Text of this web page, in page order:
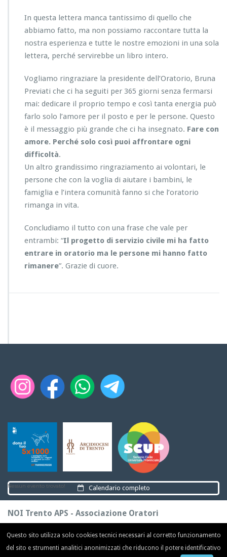
In questa lettera manca tantissimo di quello che
abbiamo fatto, ma non possiamo raccontare tutta la
nostra esperienza e tutte le nostre emozioni in una sola
lettera, perché servirebbe un libro intero.
Vogliamo ringraziare la presidente dell’Oratorio, Bruna
Previati che ci ha seguiti per 365 giorni senza fermarsi
mai: dedicare il proprio tempo e così tanta energia può
farlo solo l’amore per il posto e per le persone. Questo
è il messaggio più grande che ci ha insegnato. Fare con
amore. Perché solo così puoi affrontare ogni
difficoltà.
Un altro grandissimo ringraziamento ai volontari, le
persone che con la voglia di aiutare i bambini, le
famiglia e l’intera comunità fanno si che l’oratorio
rimanga in vita.
Concludiamo il tutto con una frase che vale per
entrambi: “Il progetto di servizio civile mi ha fatto
entrare in oratorio ma le persone mi hanno fatto
rimanere”. Grazie di cuore.
Nessun evento trovato! Calendario completo
NOI Trento APS - Associazione Oratori
tel.
Questo sito utilizza solo cookies tecnici necessari al corretto funzionamento
del sito e strumenti analitici anonimizzati che riducono il potere identificativo